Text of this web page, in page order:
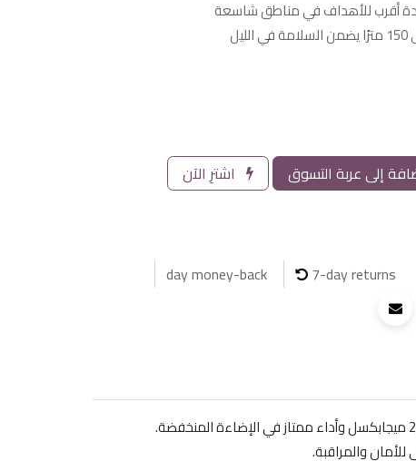
إلى عربة التسوق
اشترِ الآن
7-day returns